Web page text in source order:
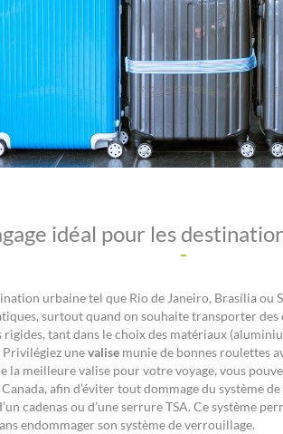
idéal pour les
urbaine tel que Rio de Janeiro, Brasília ou
surtout quand on souhaite transporter
tant dans le choix des matériaux
Privilégiez unevalise munie de bonnes roulettes
la meilleure valise pour votre voyage, vous
afin d’éviter tout dommage du système
cadenas ou d’une serrure TSA. Ce système
endommager son système de verrouillage.